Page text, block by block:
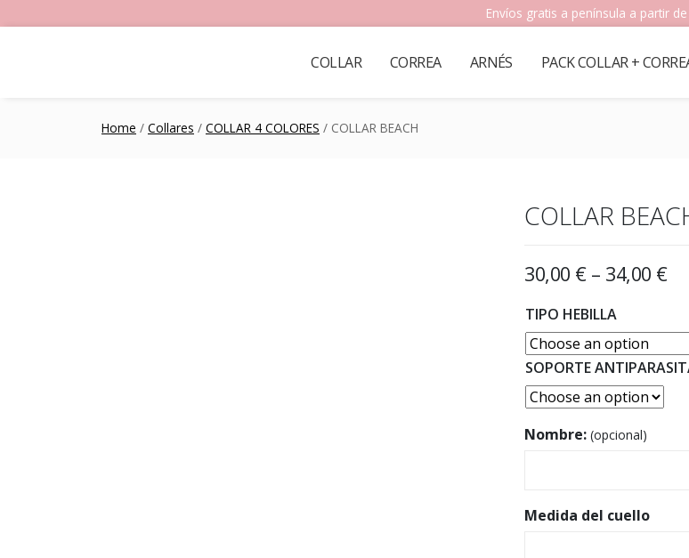
Envíos gratis a península a partir
COLLAR CORREA ARNÉS PACK COLLAR +
Home / Collares / COLLAR 4 COLORES / COLLAR BEACH
COLLAR
30,00 €– 34,00 €
TIPO HEBILLA
SOPORTE
Nombre: (opcional)
Medida del cuello